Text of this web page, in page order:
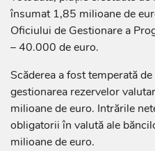
însumat 1,85 milioane de
Oficiului de Gestionare a
– 40.000 de euro.
Scăderea a fost temperată
gestionarea rezervelor
milioane de euro. Intrările
obligatorii în valută ale
milioane de euro.